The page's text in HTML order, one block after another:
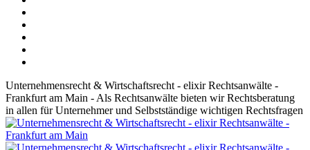
Unternehmensrecht & Wirtschaftsrecht - elixir Rechtsanwälte -
Frankfurt am Main - Als Rechtsanwälte bieten wir Rechtsberatung
in allen für Unternehmer und Selbstständige wichtigen Rechtsfragen